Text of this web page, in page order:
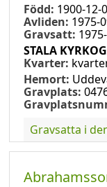
Född: 1900-12-
Avliden: 1975-
Gravsatt:
STALA
Kvarter:
Hemort:
Gravplats:
Gravsatta i